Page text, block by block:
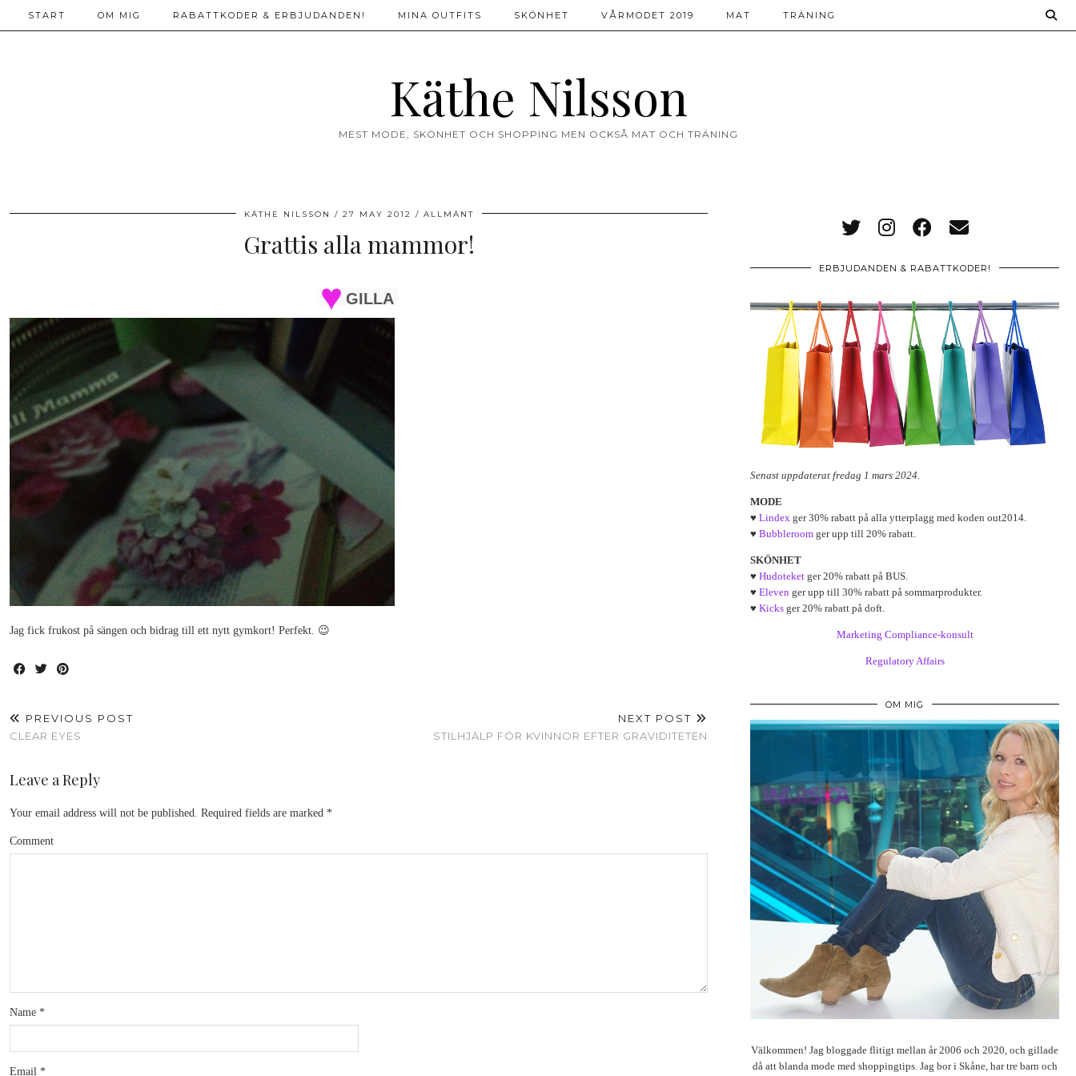
Käthe Nilsson
MEST MODE, SKÖNHET OCH SHOPPING MEN OCKSÅ MAT OCH TRÄNING
START OM MIG RABATTKODER & ERBJUDANDEN! MINA OUTFITS SKÖNHET VÅRMODET 2019 MAT TRÄNING
KÄTHE NILSSON 27 MAY 2012 ALLMÄNT
Grattis alla mammor!
GILLA
Jag fick frukost på sängen och bidrag till ett nytt gymkort! Perfekt. 😉
PREVIOUS POST
CLEAR EYES
NEXT POST
STILHJÄLP FÖR KVINNOR EFTER GRAVIDITETEN
Leave a Reply
Your email address will not be published. Required fields are marked *
Comment
Name *
Email *
ERBJUDANDEN & RABATTKODER!
Senast uppdaterat fredag 1 mars 2024.
MODE
♥ Lindex ger 30% rabatt på alla ytterplagg med koden out2014.
♥ Bubbleroom ger upp till 20% rabatt.
SKÖNHET
♥ Hudoteket ger 20% rabatt på BUS.
♥ Eleven ger upp till 30% rabatt på sommarprodukter.
♥ Kicks ger 20% rabatt på doft.
Marketing Compliance-konsult
Regulatory Affairs
OM MIG
Välkommen! Jag bloggade flitigt mellan år 2006 och 2020, och gillade
då att blanda mode med shoppingtips. Jag bor i Skåne, har tre barn och